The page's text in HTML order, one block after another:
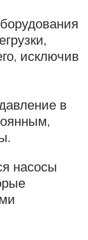
исключив
в
насосы